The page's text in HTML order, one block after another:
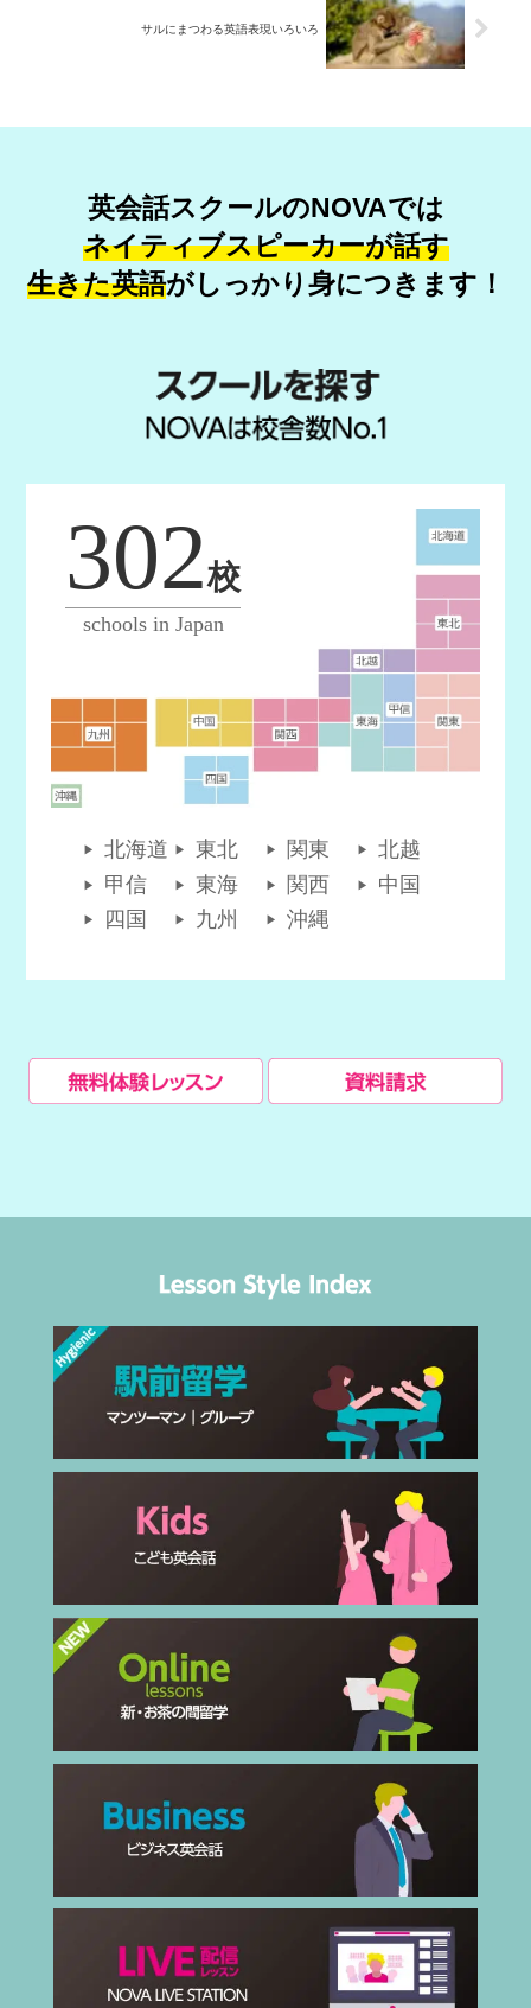
サルにまつわる英語表現いろいろ
英会話スクールのNOVAでは
ネイティブスピーカーが話す
生きた英語がしっかり身につきます！
北海道 東北 関東
北越
甲信
東海 関西
中国
四国
九州 沖縄
302校
schools in Japan